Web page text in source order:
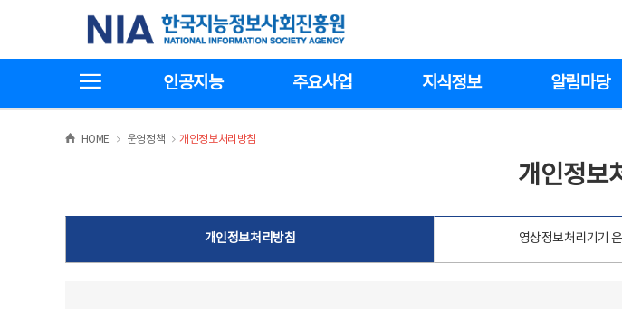
한국지능정보사회진흥원
인공지능 주요사업 지식정보 알림마당
HOME >운영정책 >
개인정보처리방침
개인정보
개인정보처리방침 영상정보처리기기